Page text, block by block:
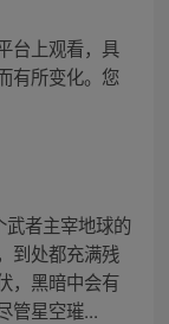
台上观看，具
有所变化。您
武者主宰地球的
到处都充满残
，黑暗中会有
管星空璀...